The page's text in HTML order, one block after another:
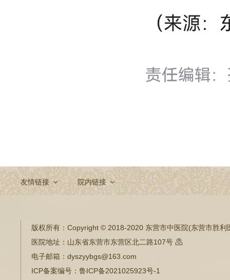
友情链接 院内链接
版权所有： Copyright © 2018-2020 东营市中医院(东营市胜利
医院地址： 山东省东营市东营区北二路107号 
电子邮箱： dyszyybgs@163.com
ICP备案编号： 鲁ICP备2021025923号-1